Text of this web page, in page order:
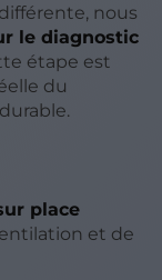
nous
le diagnostic
étape est
du
place
et de